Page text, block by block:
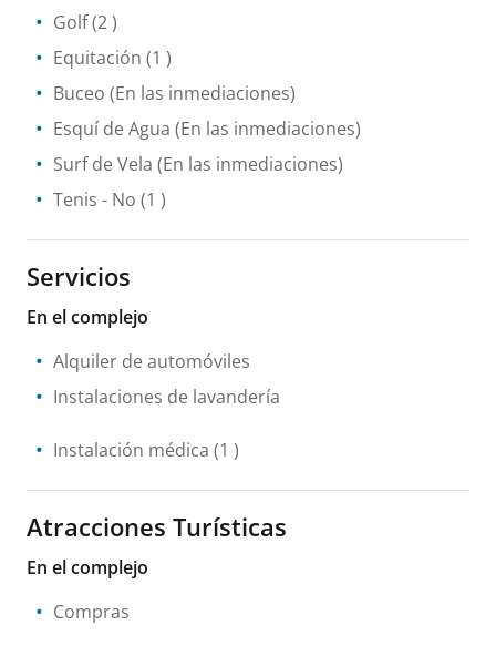
Golf(2 )
Equitación (1 )
Buceo (En las inmediaciones)
Esquí de Agua (En las inmediaciones)
Surf de Vela (En las inmediaciones)
Tenis - No (1 )
Servicios
En el complejo
Alquiler de automóviles
Instalaciones de lavandería
Instalación médica (1 )
Atracciones Turísticas
En el complejo
Compras